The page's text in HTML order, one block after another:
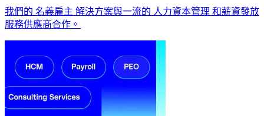
我們的 名義雇主 解決方案與一流的 人力資本管理 和薪資發放
服務供應商合作。​​